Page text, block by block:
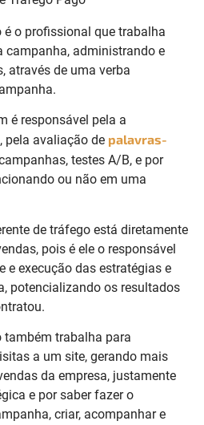
é o profissional que trabalha
campanha, administrando e
através de uma verba
é responsável pela a
pela avaliação de palavras-
testes A/B, e por
ou não em uma
de tráfego está diretamente
pois é ele o responsável
e execução das estratégias e
potencializando os resultados
também trabalha para
a um site, gerando mais
da empresa, justamente
e por saber fazer o
criar, acompanhar e